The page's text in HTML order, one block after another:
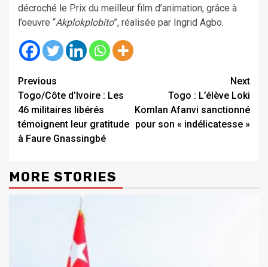
décroché le Prix du meilleur film d’animation, grâce à
l’oeuvre “Akplokplobito”, réalisée par Ingrid Agbo.
Continue
Reading
Previous
Togo/Côte d’Ivoire : Les
46 militaires libérés
témoignent leur gratitude
à Faure Gnassingbé
Next
Togo : L’élève Loki
Komlan Afanvi sanctionné
pour son « indélicatesse »
MORE STORIES